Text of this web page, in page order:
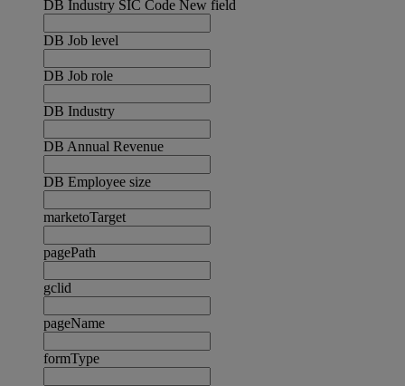
DB Industry SIC Code New field
DB Job level
DB Job role
DB Industry
DB Annual Revenue
DB Employee size
marketoTarget
pagePath
gclid
pageName
formType